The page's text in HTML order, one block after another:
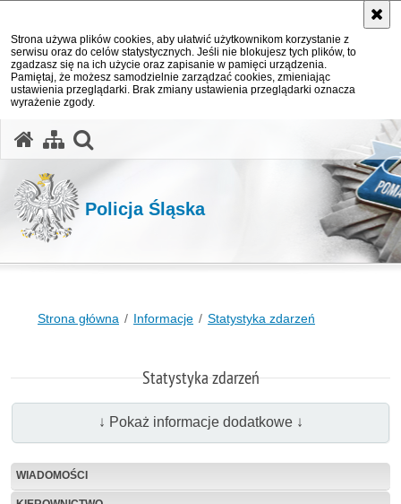
Strona używa plików cookies, aby ułatwić użytkownikom korzystanie z
serwisu oraz do celów statystycznych. Jeśli nie blokujesz tych plików, to
zgadzasz się na ich użycie oraz zapisanie w pamięci urządzenia.
Pamiętaj, że możesz samodzielnie zarządzać cookies, zmieniając
ustawienia przeglądarki. Brak zmiany ustawienia przeglądarki oznacza
wyrażenie zgody.
Policja Śląska
Strona główna Informacje Statystyka zdarzeń
Statystyka zdarzeń
↓ Pokaż informacje dodatkowe ↓
WIADOMOŚCI